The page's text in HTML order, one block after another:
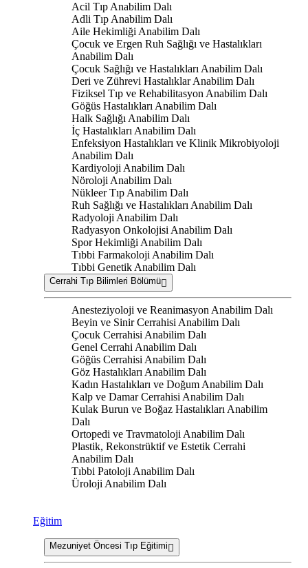
Acil Tıp Anabilim Dalı
Adli Tıp Anabilim Dalı
Aile Hekimliği Anabilim Dalı
Çocuk ve Ergen Ruh Sağlığı ve Hastalıkları
Anabilim Dalı
Çocuk Sağlığı ve Hastalıkları Anabilim Dalı
Deri ve Zührevi Hastalıklar Anabilim Dalı
Fiziksel Tıp ve Rehabilitasyon Anabilim Dalı
Göğüs Hastalıkları Anabilim Dalı
Halk Sağlığı Anabilim Dalı
İç Hastalıkları Anabilim Dalı
Enfeksiyon Hastalıkları ve Klinik Mikrobiyoloji
Anabilim Dalı
Kardiyoloji Anabilim Dalı
Nöroloji Anabilim Dalı
Nükleer Tıp Anabilim Dalı
Ruh Sağlığı ve Hastalıkları Anabilim Dalı
Radyoloji Anabilim Dalı
Radyasyon Onkolojisi Anabilim Dalı
Spor Hekimliği Anabilim Dalı
Tıbbi Farmakoloji Anabilim Dalı
Tıbbi Genetik Anabilim Dalı
Cerrahi Tıp Bilimleri Bölümü
Anesteziyoloji ve Reanimasyon Anabilim Dalı
Beyin ve Sinir Cerrahisi Anabilim Dalı
Çocuk Cerrahisi Anabilim Dalı
Genel Cerrahi Anabilim Dalı
Göğüs Cerrahisi Anabilim Dalı
Göz Hastalıkları Anabilim Dalı
Kadın Hastalıkları ve Doğum Anabilim Dalı
Kalp ve Damar Cerrahisi Anabilim Dalı
Kulak Burun ve Boğaz Hastalıkları Anabilim
Dalı
Ortopedi ve Travmatoloji Anabilim Dalı
Plastik, Rekonstrüktif ve Estetik Cerrahi
Anabilim Dalı
Tıbbi Patoloji Anabilim Dalı
Üroloji Anabilim Dalı
Eğitim
Mezuniyet Öncesi Tıp Eğitimi